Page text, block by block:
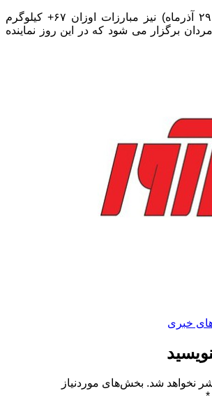
روز پایانی (جمعه – ۲۹ آذرماه) نیز مبارزات اوزان ۶۷+ کیلوگرم
مردان برگزار می شود که در این روز نماینده
خبری
نخواهد شد. بخش‌های موردنیاز
*